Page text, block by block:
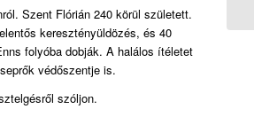
Szent Flórián 240 körül született.
keresztényüldözés, és 40
folyóba dobják. A halálos ítéletet
védőszentje is.
szóljon.